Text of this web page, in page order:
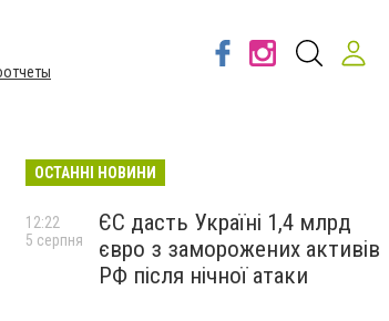
ОСТАННІ НОВИНИ
ЄС дасть Україні 1,4 млрд
євро з заморожених активів
РФ після нічної атаки
12:22
5 серпня